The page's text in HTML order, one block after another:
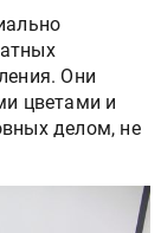
Они
цветами и
делом, не